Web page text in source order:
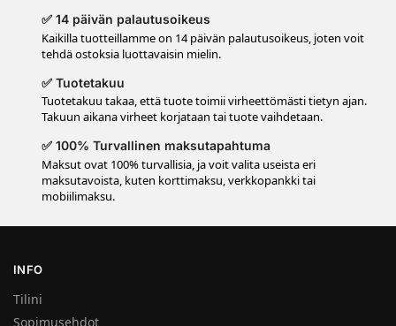
✅ 14 päivän palautusoikeus
Kaikilla tuotteillamme on 14 päivän palautusoikeus, joten voit
tehdä ostoksia luottavaisin mielin.
✅ Tuotetakuu
Tuotetakuu takaa, että tuote toimii virheettömästi tietyn ajan.
Takuun aikana virheet korjataan tai tuote vaihdetaan.
✅ 100% Turvallinen maksutapahtuma
Maksut ovat 100% turvallisia, ja voit valita useista eri
maksutavoista, kuten korttimaksu, verkkopankki tai
mobiilimaksu.
INFO
Tilini
Sopimusehdot